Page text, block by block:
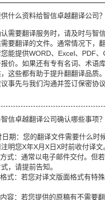
什么资料给智信卓越翻译公司？
需要翻译服务时，请及时与智
要翻译的文件。通常情况下，
能提供WORD、Excel、PDF、
价。如果还有专有名词、术语
这些都有助于提升翻翻译品质
事先与我们沟通并签订保密协
信卓越翻译公司确认哪些事项？
日期：您的翻译文件需要什么时
明您X年X月X日X时前收付译文
：通常以电子邮件交付。但若
，请提前告知。
：若您对译文版面格式有特
：若您提供的原稿有不需要